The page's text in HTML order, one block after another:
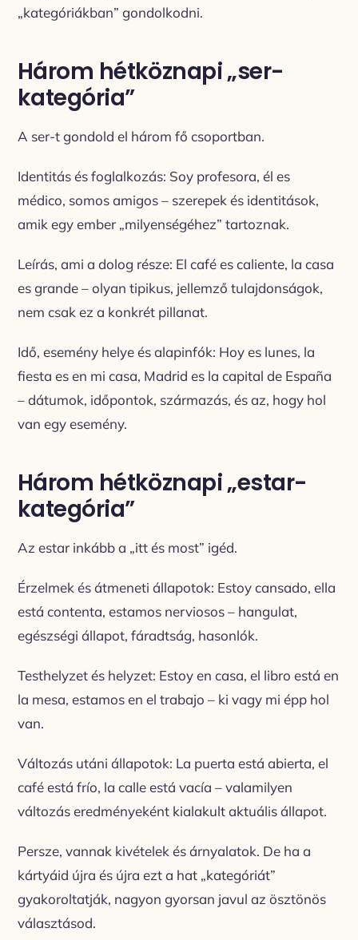
„kategóriákban” gondolkodni.
Három hétköznapi „ser-
kategória”
A ser-t gondold el három fő csoportban.
Identitás és foglalkozás: Soy profesora, él es
médico, somos amigos – szerepek és identitások,
amik egy ember „milyenségéhez” tartoznak.
Leírás, ami a dolog része: El café es caliente, la casa
es grande – olyan tipikus, jellemző tulajdonságok,
nem csak ez a konkrét pillanat.
Idő, esemény helye és alapinfók: Hoy es lunes, la
fiesta es en mi casa, Madrid es la capital de España
– dátumok, időpontok, származás, és az, hogy hol
van egy esemény.
Három hétköznapi „estar-
kategória”
Az estar inkább a „itt és most” igéd.
Érzelmek és átmeneti állapotok: Estoy cansado, ella
está contenta, estamos nerviosos – hangulat,
egészségi állapot, fáradtság, hasonlók.
Testhelyzet és helyzet: Estoy en casa, el libro está en
la mesa, estamos en el trabajo – ki vagy mi épp hol
van.
Változás utáni állapotok: La puerta está abierta, el
café está frío, la calle está vacía – valamilyen
változás eredményeként kialakult aktuális állapot.
Persze, vannak kivételek és árnyalatok. De ha a
kártyáid újra és újra ezt a hat „kategóriát”
gyakoroltatják, nagyon gyorsan javul az ösztönös
választásod.